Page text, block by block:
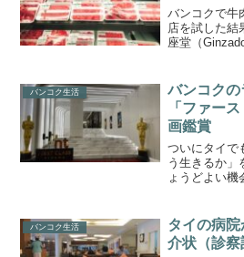
バンコクで牛
店を試した結
座堂（
すがミンチ肉
じぐらいの値
バンコク生活
バンコク
「ファー
画鑑賞
ついにタイで
う生きるか
ょうどよい機
（First Class
いくつ...
バンコク生活
タイの病
介状（診察